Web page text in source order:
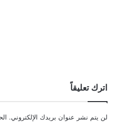
اترك تعليقاً
لن يتم نشر عنوان بريدك الإلكتروني.